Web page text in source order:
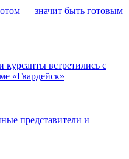
— значит быть готовым
встретились с
«Гвардейск»
представители и